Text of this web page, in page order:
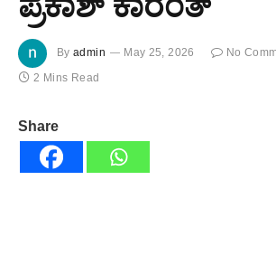
By admin May 25, 2026
No
2 Mins Read
Share